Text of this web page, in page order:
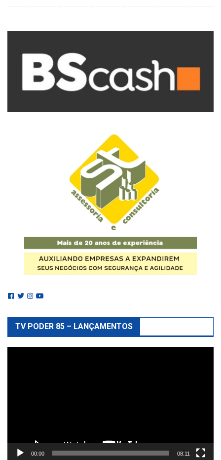
TV PODER 85 – LANÇAMENTOS
00:00 08:11